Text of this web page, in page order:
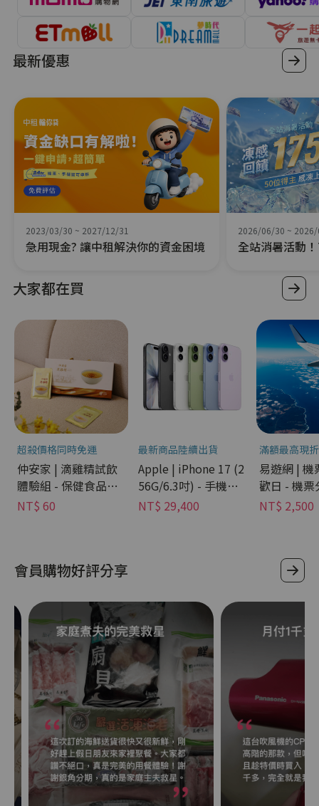
最新優惠
2023/03/30 ~ 2027/12/31
急用現金? 讓中租解決你的資金困境
2026/06/30 ~
全站消暑活動
大家都在買
超殺價格同時免運
仲安家 | 滴雞精試飲
體驗組 - 保健食品分
期
NT$ 60
最新商品陸續出貨
Apple | iPhone 17 (2
56G/6.3吋) - 手機分
期
NT$ 29,400
滿額最高現
易遊網 | 機
歡日 - 機票
NT$ 2,500
會員購物好評分享